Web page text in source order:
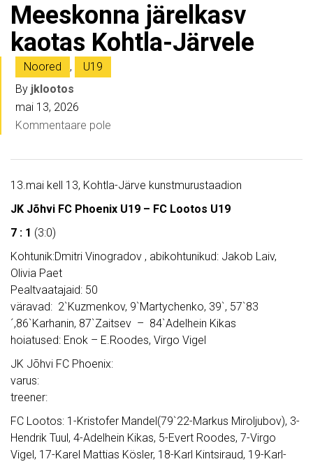
Meeskonna järelkasv
kaotas Kohtla-Järvele
Noored ,
U19
By jklootos
mai 13, 2026
Kommentaare pole
13.mai kell 13, Kohtla-Järve kunstmurustaadion
JK Jõhvi FC Phoenix U19 – FC Lootos U19
7 : 1 (3:0)
Kohtunik:Dmitri Vinogradov , abikohtunikud: Jakob Laiv,
Olivia Paet
Pealtvaatajaid: 50
väravad: 2`Kuzmenkov, 9`Martychenko, 39`, 57`83
´,86`Karhanin, 87`Zaitsev – 84`Adelhein Kikas
hoiatused: Enok – E.Roodes, Virgo Vigel
JK Jõhvi FC Phoenix:
varus:
treener:
FC Lootos: 1-Kristofer Mandel(79`22-Markus Miroljubov), 3-
Hendrik Tuul, 4-Adelhein Kikas, 5-Evert Roodes, 7-Virgo
Vigel, 17-Karel Mattias Kösler, 18-Karl Kintsiraud, 19-Karl-